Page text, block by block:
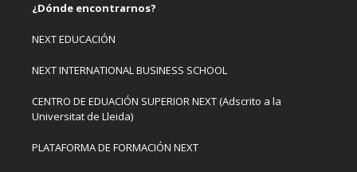
¿Dónde encontrarnos?
NEXT EDUCACIÓN
NEXT INTERNATIONAL BUSINESS SCHOOL
CENTRO DE EDUACIÓN SUPERIOR NEXT (Adscrito a la
Universitat de Lleida)
PLATAFORMA DE FORMACIÓN NEXT